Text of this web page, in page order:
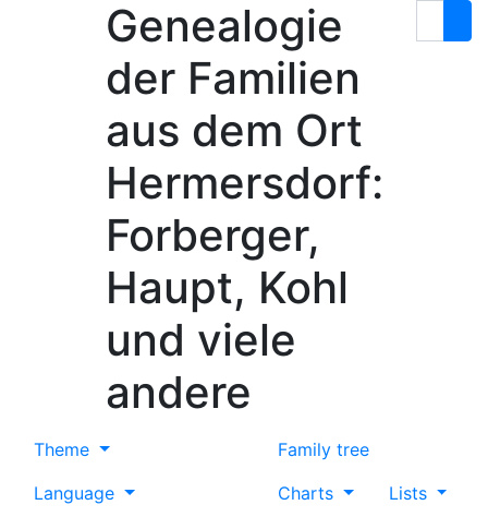
Genealogie
der Familien
aus dem Ort
Hermersdorf:
Forberger,
Haupt, Kohl
und viele
andere
Theme
Language
Family tree
Charts
Lists